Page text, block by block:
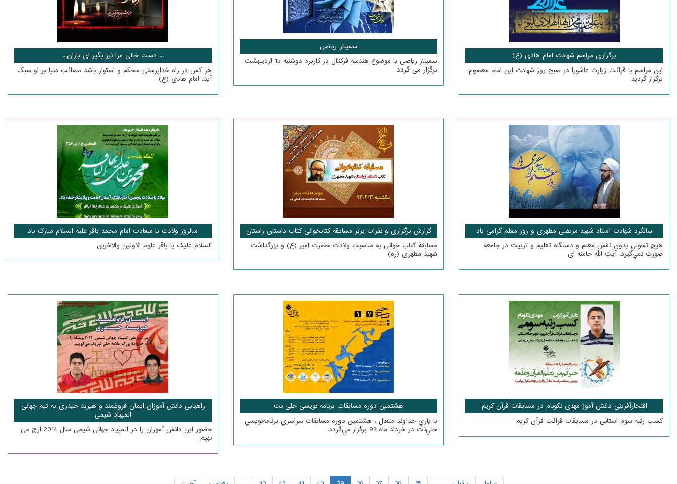
برگزاری مراسم شهادت امام هادی (ع)
این مراسم با قرائت زیارت عاشورا در صبح روز شهادت این امام معصوم
برگزار گردید
سمینار ریاضی
سمینار ریاضی با موضوع هندسه فرکتال در کاربرد دوشنبه 15 اردیبهشت
برگزار می گردد
... دست خالی مرا نیز بگیر ای باران...
هر کس در راه خداپرستی محکم و استوار باشد مصائب دنیا بر او سبک
آید. امام هادی (ع)
سالگرد شهادت استاد شهید مرتضی مطهری و روز معلم گرامی باد
هيچ تحولي بدون نقش معلم و دستگاه تعليم و تربيت در جامعه
صورت نمي‌گيرد. آیت الله خامنه ای
گزارش برگزاری و نفرات برتر مسابقه کتابخوانی کتاب داستان راستان
مسابقه کتاب خوانی به مناسبت ولادت حضرت امیر (ع) و بزرگداشت
شهید مطهری (ره)
سالروز ولادت با سعادت امام محمد باقر علیه السلام مبارک باد
السلام علیک یا باقر علوم الاولین والاخرین
افتخارآفرینی دانش آموز مهدی نکونام در مسابقات قرآن کریم
کسب رتبه سوم استانی در مسابقات قرائت قرآن کریم
هشتمین دوره مسابقات برنامه نویسی حلی نت
با ياري خداوند متعال ، هشتمين دوره مسابقات سراسري برنامه‌نويسي
حلي‌نت در خرداد ماه 93 برگزار مي‌گردد.
راهیابی دانش آموزان ایمان فروغمند و هیربد حیدری به تیم جهانی
المپیاد شیمی
حضور این دانش آموزان را در المپیاد جهانی شیمی سال 2014 ارج می
نهیم